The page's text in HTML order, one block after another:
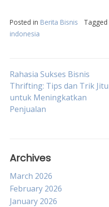
Posted in Berita Bisnis Tagged
indonesia
Post
navigation
Rahasia Sukses Bisnis
Thrifting: Tips dan Trik Jitu
untuk Meningkatkan
Penjualan
Archives
March 2026
February 2026
January 2026